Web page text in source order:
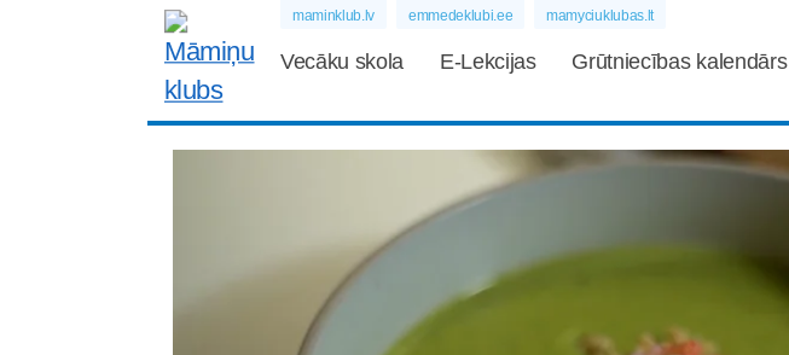
maminklub.lv emmedeklubi.ee mamyciuklubas.lt
Vecāku skola E-Lekcijas Grūtniecības kalendārs